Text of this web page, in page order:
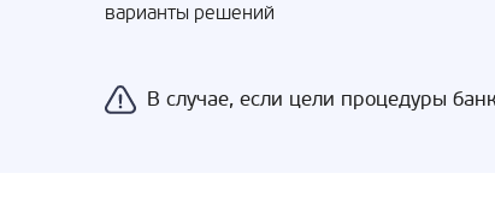
варианты решений
В случае, если цели процедуры